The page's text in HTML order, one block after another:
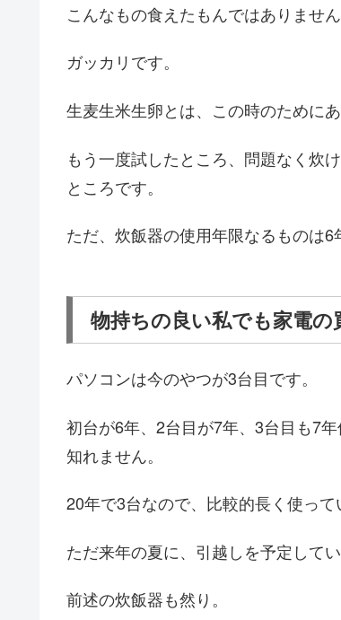
こんなもの食えたもんではありません
ガッカリです。
生麦生米生卵とは、この時のために
もう一度試したところ、問題なく炊
ところです。
ただ、炊飯器の使用年限なるものは6
物持ちの良い私でも家電
パソコンは今のやつが3台目です。
初台が6年、2台目が7年、3台目も7
知れません。
20年で3台なので、比較的長く使って
ただ来年の夏に、引越しを予定して
前述の炊飯器も然り。